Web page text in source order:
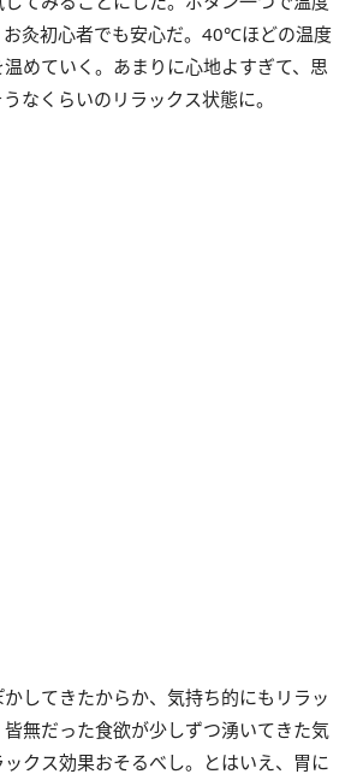
灸初心者でも安心だ。40℃ほどの温度
めていく。あまりに心地よすぎて、思
なくらいのリラックス状態に。
してきたからか、気持ち的にもリラッ
無だった食欲が少しずつ湧いてきた気
クス効果おそるべし。とはいえ、胃に